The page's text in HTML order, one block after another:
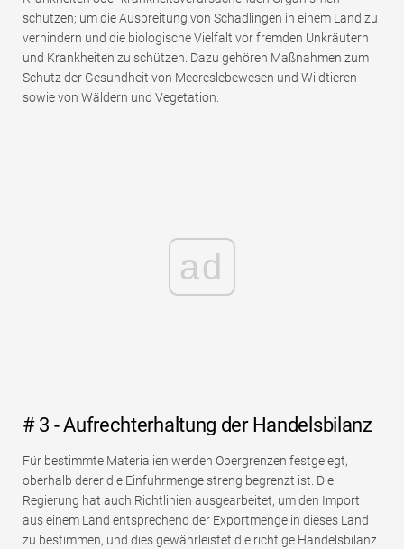
schützen; um die Ausbreitung von Schädlingen in einem Land zu
verhindern und die biologische Vielfalt vor fremden Unkräutern
und Krankheiten zu schützen. Dazu gehören Maßnahmen zum
Schutz der Gesundheit von Meereslebewesen und Wildtieren
sowie von Wäldern und Vegetation.
ad
# 3 - Aufrechterhaltung der Handelsbilanz
Für bestimmte Materialien werden Obergrenzen festgelegt,
oberhalb derer die Einfuhrmenge streng begrenzt ist. Die
Regierung hat auch Richtlinien ausgearbeitet, um den Import
aus einem Land entsprechend der Exportmenge in dieses Land
zu bestimmen, und dies gewährleistet die richtige Handelsbilanz.